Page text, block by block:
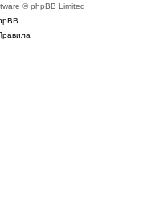
© phpBB Limited